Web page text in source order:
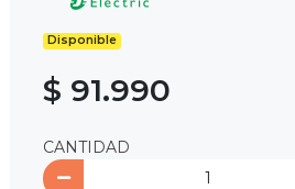
Disponible
$ 91.990
CANTIDAD